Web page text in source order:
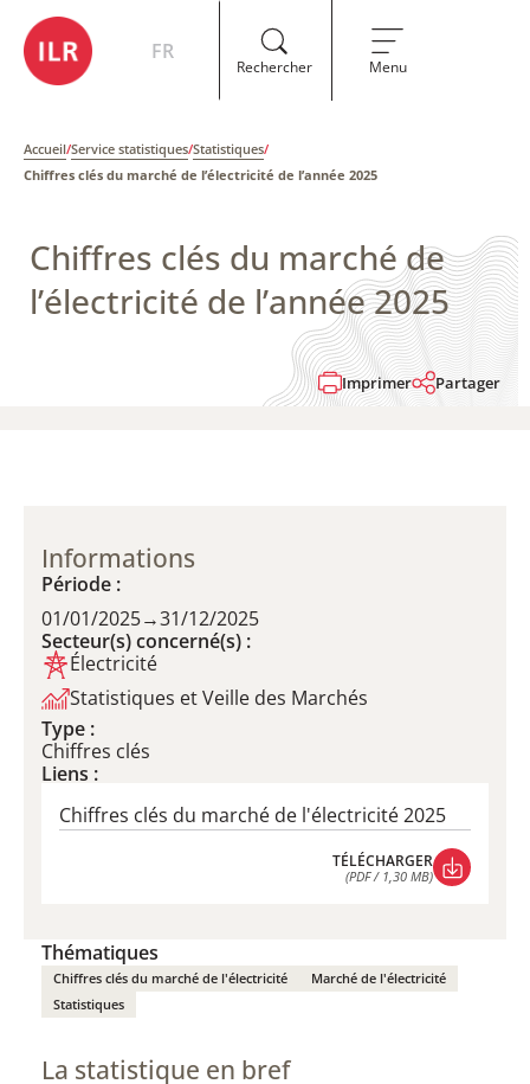
FR
Rechercher Menu
Accueil/Service statistiques/Statistiques/
Chiffres clés du marché de l’électricité de l’année 2025
Chiffres clés du marché de
l’électricité de l’année 2025
Imprimer Partager
Informations
Période :
01/01/2025→31/12/2025
Secteur(s) concerné(s) :
Électricité
Statistiques et Veille des Marchés
Type :
Chiffres clés
Liens :
Chiffres clés du marché de l'électricité 2025
TÉLÉCHARGER
(PDF / 1,30 MB)
Thématiques
Chiffres clés du marché de l'électricité
Marché de l'électricité
Statistiques
La statistique en bref